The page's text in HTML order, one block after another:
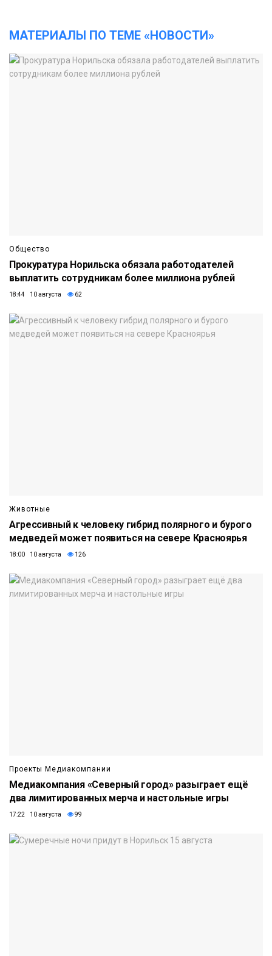
МАТЕРИАЛЫ ПО ТЕМЕ «НОВОСТИ»
Общество
Прокуратура Норильска обязала работодателей
выплатить сотрудникам более миллиона рублей
18:44 10 августа 62
Животные
Агрессивный к человеку гибрид полярного и бурого
медведей может появиться на севере Красноярья
18:00 10 августа 126
Проекты Медиакомпании
Медиакомпания «Северный город» разыграет ещё
два лимитированных мерча и настольные игры
17:22 10 августа 99